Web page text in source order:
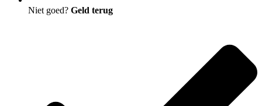
Niet goed? Geld terug